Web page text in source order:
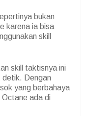
bukan
karena ia bisa
skill
skill taktisnya ini
detik. Dengan
yang berbahaya
Octane ada di